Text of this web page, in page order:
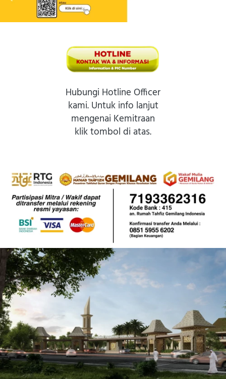
Hubungi Hotline Officer
kami. Untuk info lanjut
mengenai Kemitraan
klik tombol di atas.